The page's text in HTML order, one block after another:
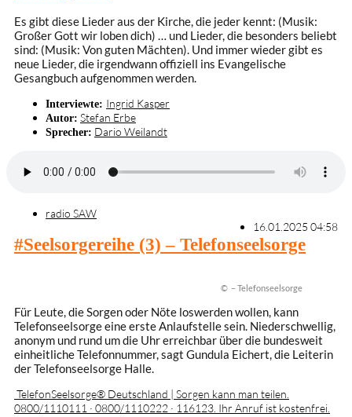
Es gibt diese Lieder aus der Kirche, die jeder kennt: (Musik:
Großer Gott wir loben dich) … und Lieder, die besonders beliebt
sind: (Musik: Von guten Mächten). Und immer wieder gibt es
neue Lieder, die irgendwann offiziell ins Evangelische
Gesangbuch aufgenommen werden.
Interviewte: Ingrid Kasper
Autor: Stefan Erbe
Sprecher: Dario Weilandt
radio SAW
16.01.2025 04:58
#Seelsorgereihe (3) – Telefonseelsorge
© – Telefonseelsorge
Für Leute, die Sorgen oder Nöte loswerden wollen, kann
Telefonseelsorge eine erste Anlaufstelle sein. Niederschwellig,
anonym und rund um die Uhr erreichbar über die bundesweit
einheitliche Telefonnummer, sagt Gundula Eichert, die Leiterin
der Telefonseelsorge Halle.
TelefonSeelsorge® Deutschland | Sorgen kann man teilen.
0800/1110111 · 0800/1110222 · 116123. Ihr Anruf ist kostenfrei.